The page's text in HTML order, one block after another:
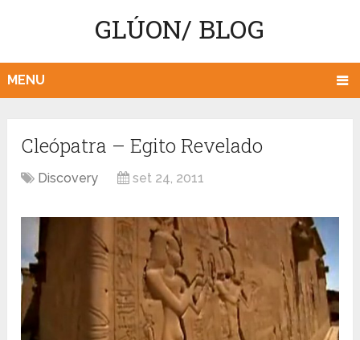
GLÚON/ BLOG
MENU
Cleópatra – Egito Revelado
Discovery set 24, 2011